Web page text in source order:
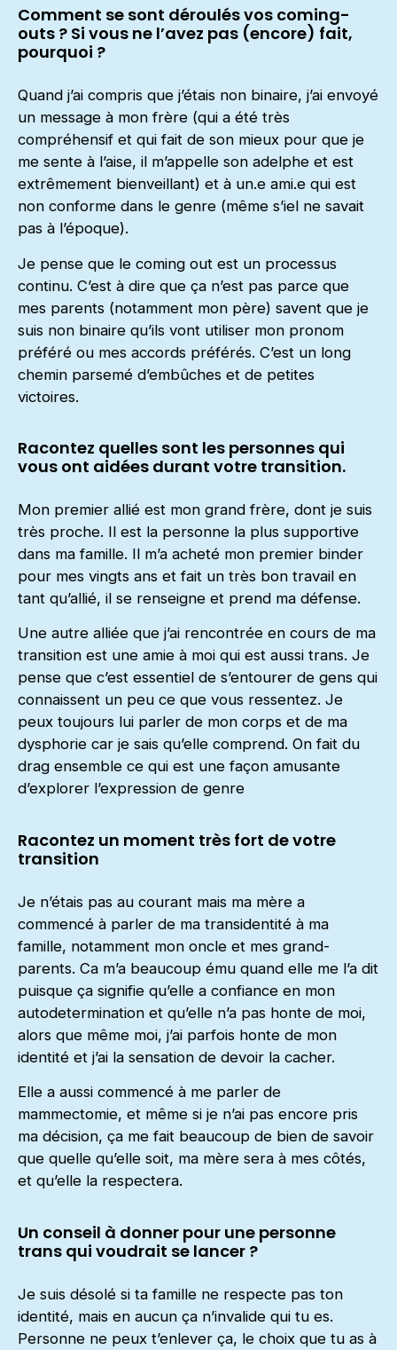
Comment se sont déroulés vos coming-
outs ? Si vous ne l’avez pas (encore) fait,
pourquoi ?
Quand j’ai compris que j’étais non binaire, j’ai envoyé
un message à mon frère (qui a été très
compréhensif et qui fait de son mieux pour que je
me sente à l’aise, il m’appelle son adelphe et est
extrêmement bienveillant) et à un.e ami.e qui est
non conforme dans le genre (même s’iel ne savait
pas à l’époque).
Je pense que le coming out est un processus
continu. C’est à dire que ça n’est pas parce que
mes parents (notamment mon père) savent que je
suis non binaire qu’ils vont utiliser mon pronom
préféré ou mes accords préférés. C’est un long
chemin parsemé d’embûches et de petites
victoires.
Racontez quelles sont les personnes qui
vous ont aidées durant votre transition.
Mon premier allié est mon grand frère, dont je suis
très proche. Il est la personne la plus supportive
dans ma famille. Il m’a acheté mon premier binder
pour mes vingts ans et fait un très bon travail en
tant qu’allié, il se renseigne et prend ma défense.
Une autre alliée que j’ai rencontrée en cours de ma
transition est une amie à moi qui est aussi trans. Je
pense que c’est essentiel de s’entourer de gens qui
connaissent un peu ce que vous ressentez. Je
peux toujours lui parler de mon corps et de ma
dysphorie car je sais qu’elle comprend. On fait du
drag ensemble ce qui est une façon amusante
d’explorer l’expression de genre
Racontez un moment très fort de votre
transition
Je n’étais pas au courant mais ma mère a
commencé à parler de ma transidentité à ma
famille, notamment mon oncle et mes grand-
parents. Ca m’a beaucoup ému quand elle me l’a dit
puisque ça signifie qu’elle a confiance en mon
autodetermination et qu’elle n’a pas honte de moi,
alors que même moi, j’ai parfois honte de mon
identité et j’ai la sensation de devoir la cacher.
Elle a aussi commencé à me parler de
mammectomie, et même si je n’ai pas encore pris
ma décision, ça me fait beaucoup de bien de savoir
que quelle qu’elle soit, ma mère sera à mes côtés,
et qu’elle la respectera.
Un conseil à donner pour une personne
trans qui voudrait se lancer ?
Je suis désolé si ta famille ne respecte pas ton
identité, mais en aucun ça n’invalide qui tu es.
Personne ne peux t’enlever ça, le choix que tu as à